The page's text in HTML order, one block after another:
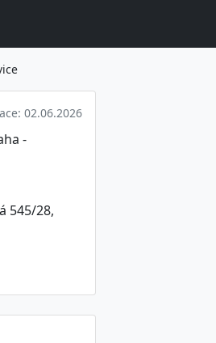
02.06.2026
-
545/28,